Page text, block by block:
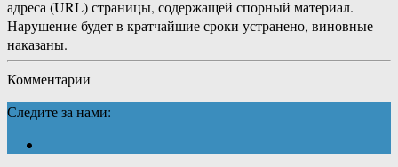
адреса (URL) страницы, содержащей спорный материал.
Нарушение будет в кратчайшие сроки устранено, виновные
наказаны.
Комментарии
Следите за нами: